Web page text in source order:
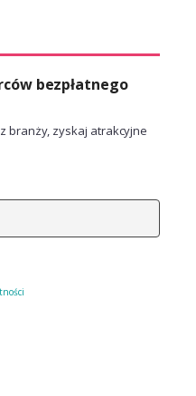
bezpłatnego
branży, zyskaj atrakcyjne